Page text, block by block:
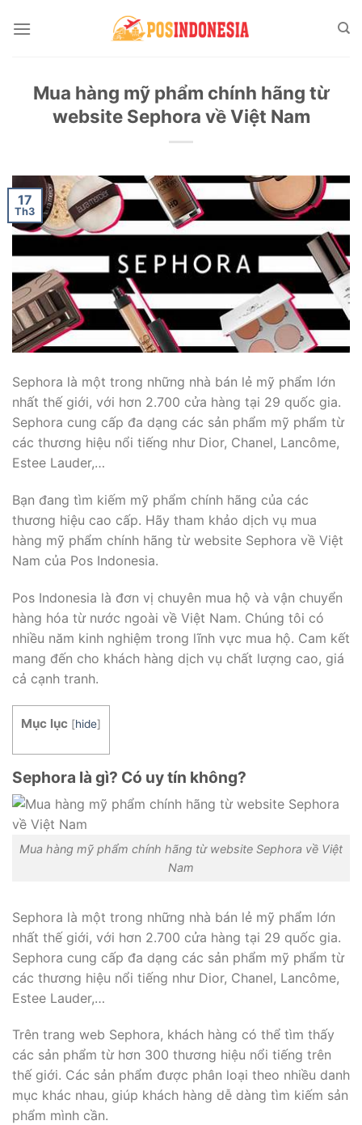
Mua hàng mỹ phẩm chính hãng từ
website Sephora về Việt Nam
17
Th3
Sephora là một trong những nhà bán lẻ mỹ phẩm lớn
nhất thế giới, với hơn 2.700 cửa hàng tại 29 quốc gia.
Sephora cung cấp đa dạng các sản phẩm mỹ phẩm từ
các thương hiệu nổi tiếng như Dior, Chanel, Lancôme,
Estee Lauder,…
Bạn đang tìm kiếm mỹ phẩm chính hãng của các
thương hiệu cao cấp. Hãy tham khảo dịch vụ mua
hàng mỹ phẩm chính hãng từ website Sephora về Việt
Nam của Pos Indonesia.
Pos Indonesia là đơn vị chuyên mua hộ và vận chuyển
hàng hóa từ nước ngoài về Việt Nam. Chúng tôi có
nhiều năm kinh nghiệm trong lĩnh vực mua hộ. Cam kết
mang đến cho khách hàng dịch vụ chất lượng cao, giá
cả cạnh tranh.
Mục lục [hide]
Sephora là gì? Có uy tín không?
Mua hàng mỹ phẩm chính hãng từ website Sephora về Việt
Nam
Sephora là một trong những nhà bán lẻ mỹ phẩm lớn
nhất thế giới, với hơn 2.700 cửa hàng tại 29 quốc gia.
Sephora cung cấp đa dạng các sản phẩm mỹ phẩm từ
các thương hiệu nổi tiếng như Dior, Chanel, Lancôme,
Estee Lauder,…
Trên trang web Sephora, khách hàng có thể tìm thấy
các sản phẩm từ hơn 300 thương hiệu nổi tiếng trên
thế giới. Các sản phẩm được phân loại theo nhiều danh
mục khác nhau, giúp khách hàng dễ dàng tìm kiếm sản
phẩm mình cần.